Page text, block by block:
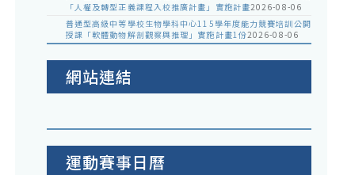
「人權及轉型正義課程入校推廣計畫」實施計畫2026-08-06
普通型高級中等學校生物學科中心115學年度能力競賽培訓公開
授課「軟體動物解剖觀察與推理」實施計畫1份2026-08-06
網站連結
運動賽事日曆